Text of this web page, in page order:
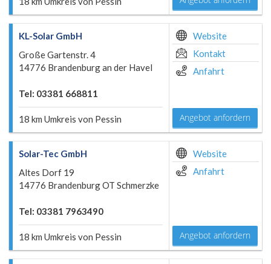
KL-Solar GmbH
Große Gartenstr. 4
14776 Brandenburg an der Havel
Tel: 03381 668811
18 km Umkreis von Pessin
Website
Kontakt
Anfahrt
Angebot anfordern
Solar-Tec GmbH
Altes Dorf 19
14776 Brandenburg OT Schmerzke
Tel: 03381 7963490
18 km Umkreis von Pessin
Website
Anfahrt
Angebot anfordern